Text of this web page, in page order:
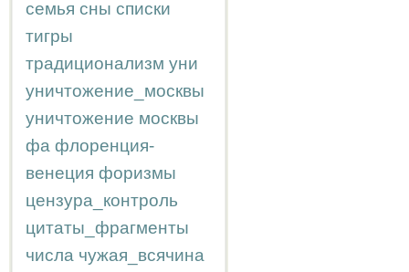
семья сны списки
тигры
традиционализм уни
уничтожение_москвы
уничтожение москвы
фа флоренция-
венеция форизмы
цензура_контроль
цитаты_фрагменты
числа чужая_всячина